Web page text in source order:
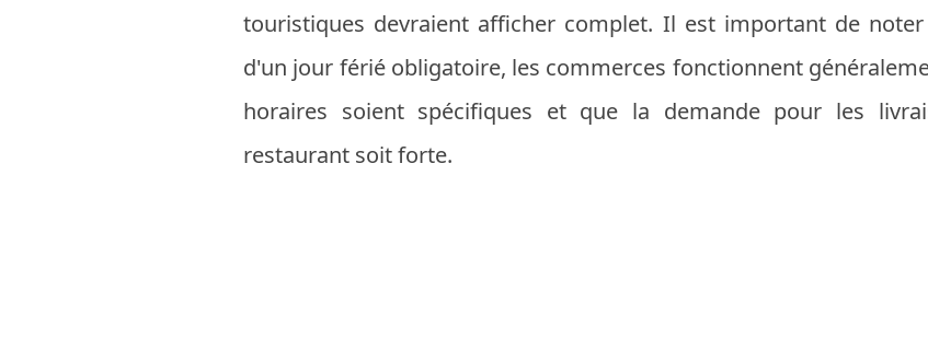
touristiques devraient afficher complet. Il est important de
d'un jour férié obligatoire, les commerces fonctionnent
horaires soient spécifiques et que la demande pour les
restaurant soit forte.